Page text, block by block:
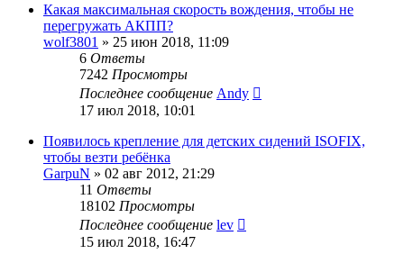
Какая максимальная скорость вождения, чтобы не
перегружать АКПП?
wolf3801 » 25 июн 2018, 11:09
6 Ответы
7242 Просмотры
Последнее сообщение Andy
17 июл 2018, 10:01
Появилось крепление для детских сидений ISOFIX,
чтобы везти ребёнка
GarpuN » 02 авг 2012, 21:29
11 Ответы
18102 Просмотры
Последнее сообщение lev
15 июл 2018, 16:47